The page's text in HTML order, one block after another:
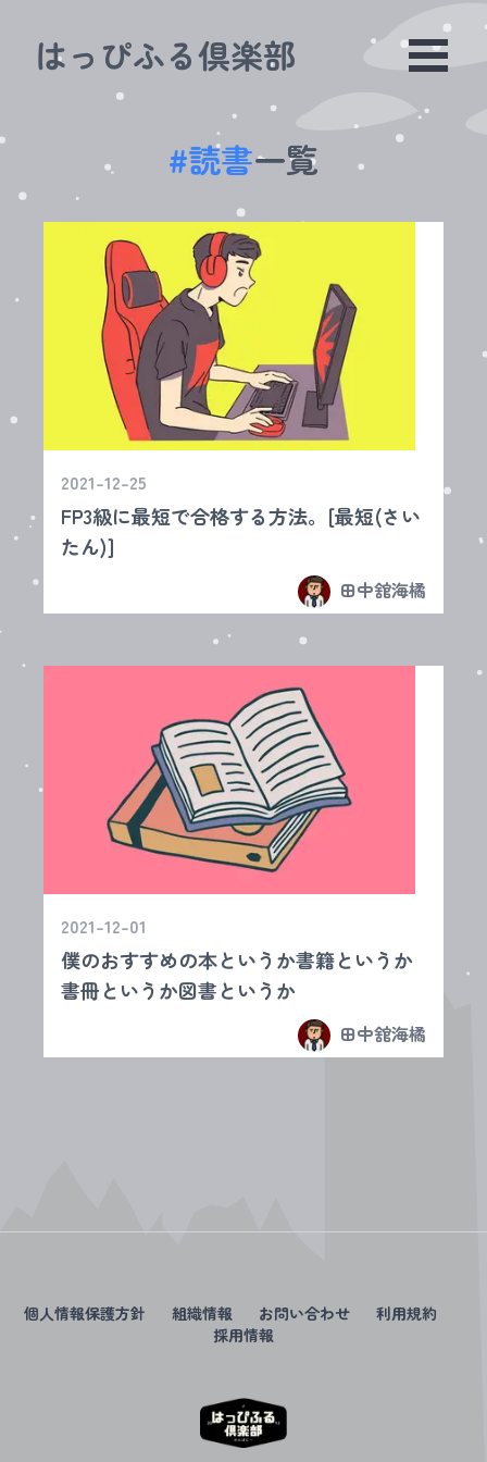
はっぴふる倶楽部
#読書一覧
2021-12-25
FP3級に最短で合格する方法。[最短(さい
たん)]
田中舘海橘
2021-12-01
僕のおすすめの本というか書籍というか
書冊というか図書というか
田中舘海橘
個人情報保護方針 組織情報 お問い合わせ
利用規約
採用情報